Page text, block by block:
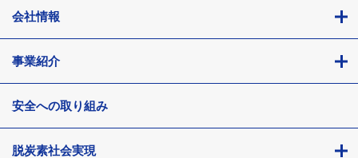
会社情報
事業紹介
安全への取り組み
脱炭素社会実現